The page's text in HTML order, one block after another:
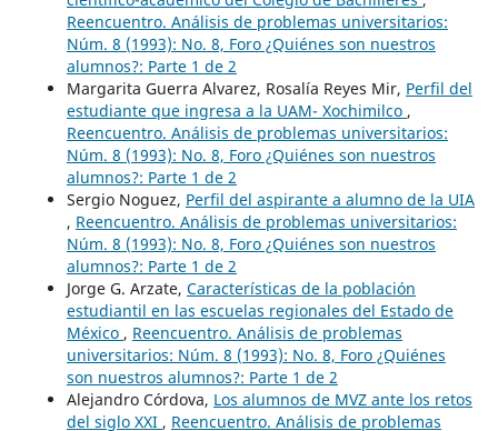
Reencuentro. Análisis de problemas universitarios:
Núm. 8 (1993): No. 8, Foro ¿Quiénes son nuestros
alumnos?: Parte 1 de 2
Margarita Guerra Alvarez, Rosalía Reyes Mir, Perfil del
estudiante que ingresa a la UAM- Xochimilco ,
Reencuentro. Análisis de problemas universitarios:
Núm. 8 (1993): No. 8, Foro ¿Quiénes son nuestros
alumnos?: Parte 1 de 2
Sergio Noguez, Perfil del aspirante a alumno de la UIA
, Reencuentro. Análisis de problemas universitarios:
Núm. 8 (1993): No. 8, Foro ¿Quiénes son nuestros
alumnos?: Parte 1 de 2
Jorge G. Arzate, Características de la población
estudiantil en las escuelas regionales del Estado de
México , Reencuentro. Análisis de problemas
universitarios: Núm. 8 (1993): No. 8, Foro ¿Quiénes
son nuestros alumnos?: Parte 1 de 2
Alejandro Córdova, Los alumnos de MVZ ante los retos
del siglo XXI , Reencuentro. Análisis de problemas